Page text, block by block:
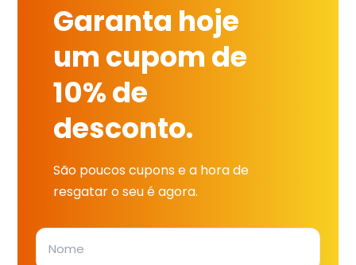
Garanta hoje
um cupom de
10% de
desconto.
São poucos cupons e a hora de
resgatar o seu é agora.